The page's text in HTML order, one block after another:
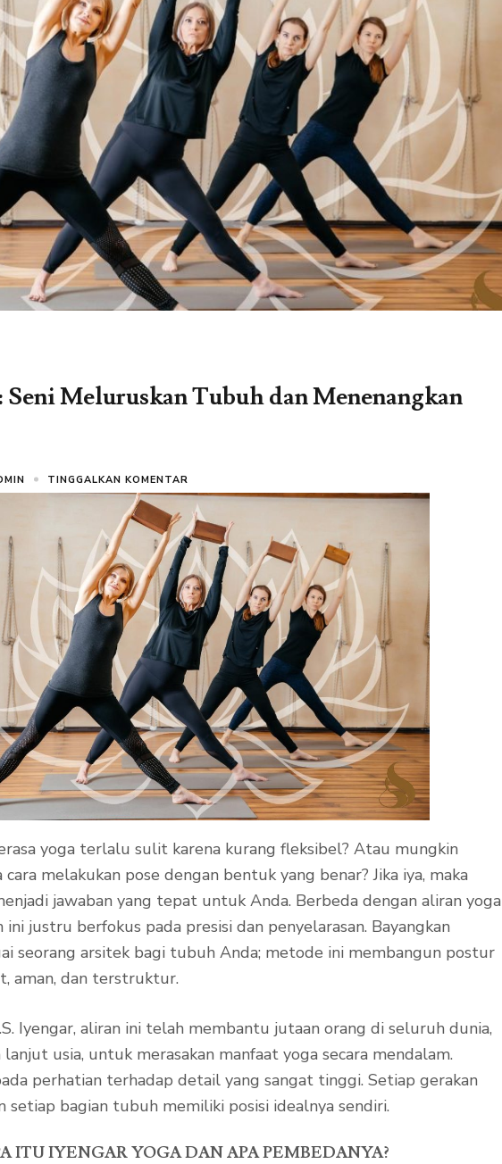
Seni Meluruskan Tubuh dan Menenangkan
TINGGALKAN KOMENTAR
yoga terlalu sulit karena kurang fleksibel? Atau mungkin
melakukan pose dengan bentuk yang benar? Jika iya, maka
jawaban yang tepat untuk Anda. Berbeda dengan aliran yoga
ini justru berfokus pada presisi dan penyelarasan. Bayangkan
seorang arsitek bagi tubuh Anda; metode ini membangun postur
aman, dan terstruktur.
Iyengar, aliran ini telah membantu jutaan orang di seluruh dunia,
usia, untuk merasakan manfaat yoga secara mendalam.
perhatian terhadap detail yang sangat tinggi. Setiap gerakan
setiap bagian tubuh memiliki posisi idealnya sendiri.
ITU IYENGAR YOGA DAN APA PEMBEDANYA?